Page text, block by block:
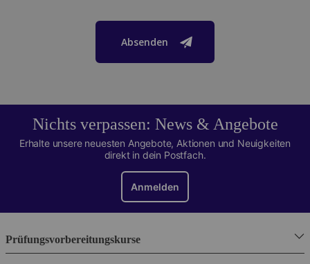
Wasserkocher, Toaster, Mikrowelle, Kühlschrank und
Kostenloser Fitnessraum in der Residenz verfügbar
Absenden
Nichts verpassen: News & Angebote
Erhalte unsere neuesten Angebote, Aktionen und Neuigkeiten
direkt in dein Postfach.
Anmelden
Prüfungsvorbereitungskurse